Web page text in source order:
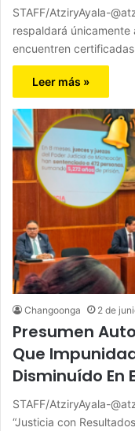
STAFF/AtziryAyala-
respaldará únicamente
encuentren
Leer más »
Changoonga 2 de
Presumen
Que
Disminuído En
STAFF/AtziryAyala-
“Justicia con